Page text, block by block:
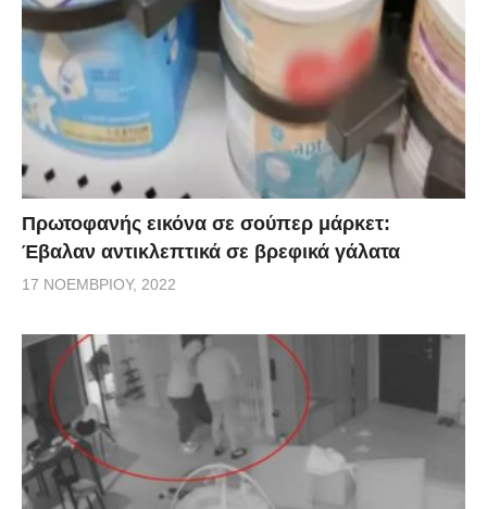
Πρωτοφανής εικόνα σε σούπερ μάρκετ:
Έβαλαν αντικλεπτικά σε βρεφικά γάλατα
17 ΝΟΕΜΒΡΊΟΥ, 2022